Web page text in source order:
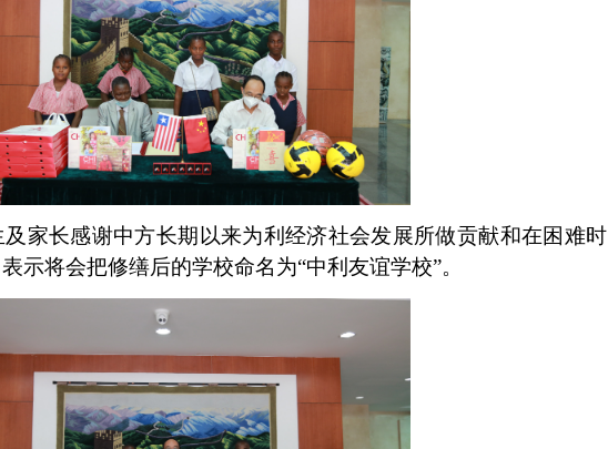
家长感谢中方长期以来为利经济社会发展所做贡献和在困难时
示将会把修缮后的学校命名为“中利友谊学校”。